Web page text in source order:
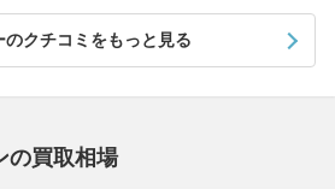
のクチコミをもっと見る
の買取相場